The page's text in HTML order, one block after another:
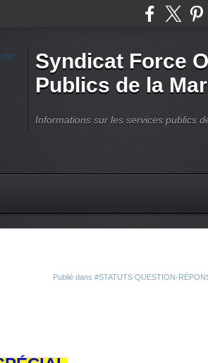
Syndicat Force
Publics de la
Informations sur les services publics
Publié dans #STATUTS QUESTION-